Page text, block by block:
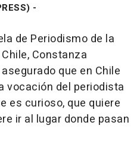
-
de Periodismo de la
Constanza
que en Chile
vocación del periodista
es curioso, que quiere
ir al lugar donde pasan